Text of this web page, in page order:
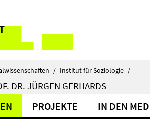
/ Institut für Soziologie /
DR. JÜRGEN GERHARDS
PROJEKTE IN DEN